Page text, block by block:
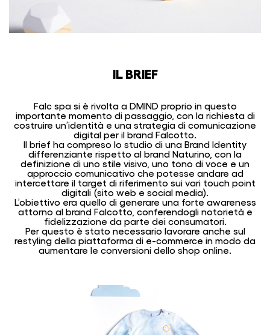
IL BRIEF
Falc spa si è rivolta a DMIND proprio in questo
importante momento di passaggio, con la richiesta di
costruire un’identità e una strategia di comunicazione
digital per il brand Falcotto.
Il brief ha compreso lo studio di una Brand Identity
differenziante rispetto al brand Naturino, con la
definizione di uno stile visivo, uno tono di voce e un
approccio comunicativo che potesse andare ad
intercettare il target di riferimento sui vari touch point
digitali (sito web e social media).
L’obiettivo era quello di generare una forte awareness
attorno al brand Falcotto, conferendogli notorietà e
fidelizzazione da parte dei consumatori.
Per questo è stato necessario lavorare anche sul
restyling della piattaforma di e-commerce in modo da
aumentare le conversioni dello shop online.